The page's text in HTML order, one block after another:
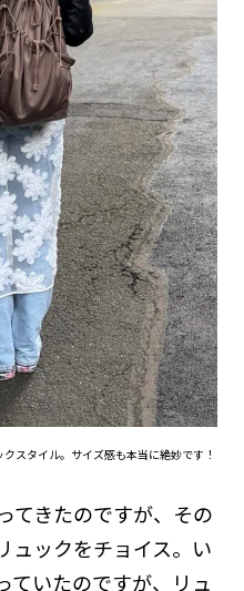
スタイル。サイズ感も本当に絶妙です！
てきたのですが、その
ュックをチョイス。い
ていたのですが、リュ